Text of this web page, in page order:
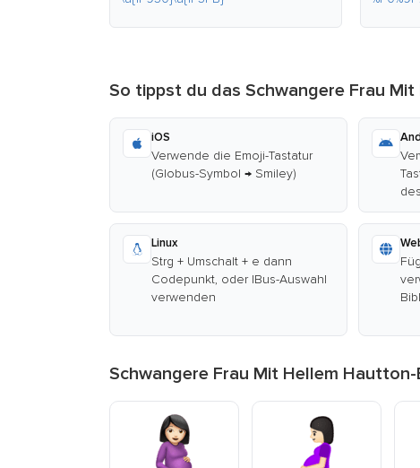
So tippst du das Schwangere Frau
iOS
Verwende die Emoji-Tastatur
(Globus-Symbol → Smiley)
Linux
Strg + Umschalt + e dann
Codepunkt, oder IBus-Auswahl
verwenden
Schwangere Frau Mit Hellem